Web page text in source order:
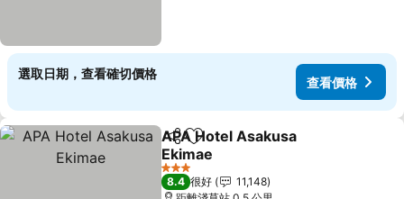
選取日期，查看確切價格
查看價格
分享 放到收藏夾
APA Hotel Asakusa
Ekimae
3 星級
8.4 很好
11,148